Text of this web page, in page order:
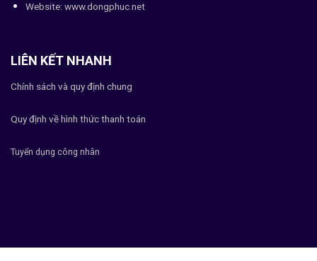
Website: www.dongphuc.net
LIÊN KẾT NHANH
Chính sách và quy định chung
Quy định về hình thức thanh toán
Tuyển dụng công nhân